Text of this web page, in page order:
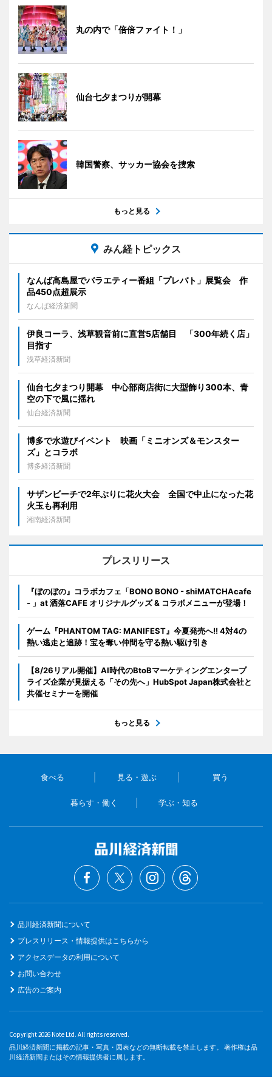
丸の内で「倍倍ファイト！」
仙台七夕まつりが開幕
韓国警察、サッカー協会を捜索
もっと見る
みん経トピックス
なんば高島屋でバラエティー番組「プレバト」展覧会 作
品450点超展示
なんば経済新聞
伊良コーラ、浅草観音前に直営5店舗目 「300年続く店」
目指す
浅草経済新聞
仙台七夕まつり開幕 中心部商店街に大型飾り300本、青
空の下で風に揺れ
仙台経済新聞
博多で水遊びイベント 映画「ミニオンズ＆モンスター
ズ」とコラボ
博多経済新聞
サザンビーチで2年ぶりに花火大会 全国で中止になった花
火玉も再利用
湘南経済新聞
プレスリリース
『ぼのぼの』コラボカフェ「BONO BONO - shiMATCHAcafe
- 」at 洒落CAFE オリジナルグッズ & コラボメニューが登場！
ゲーム『PHANTOM TAG: MANIFEST』今夏発売へ!! 4対4の
熱い逃走と追跡！宝を奪い仲間を守る熱い駆け引き
【8/26リアル開催】AI時代のBtoBマーケティングエンタープ
ライズ企業が見据える「その先へ」HubSpot Japan株式会社と
共催セミナーを開催
もっと見る
食べる 見る・遊ぶ 買う
暮らす・働く 学ぶ・知る
品川経済新聞について
プレスリリース・情報提供はこちらから
アクセスデータの利用について
お問い合わせ
広告のご案内
Copyright 2026 Note Ltd. All rights reserved.
品川経済新聞に掲載の記事・写真・図表などの無断転載を禁止します。 著作権は品
川経済新聞またはその情報提供者に属します。